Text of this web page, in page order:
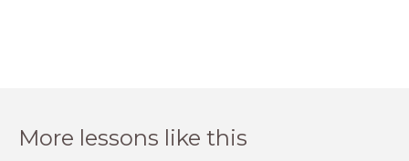
More lessons like this